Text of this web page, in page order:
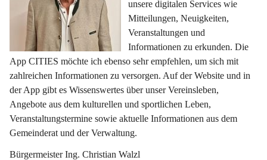
unsere digitalen Services wie
Mitteilungen, Neuigkeiten,
Veranstaltungen und
Informationen zu erkunden. Die
App CITIES möchte ich ebenso sehr empfehlen, um sich mit
zahlreichen Informationen zu versorgen. Auf der Website und in
der App gibt es Wissenswertes über unser Vereinsleben,
Angebote aus dem kulturellen und sportlichen Leben,
Veranstaltungstermine sowie aktuelle Informationen aus dem
Gemeinderat und der Verwaltung.
Bürgermeister Ing. Christian Walzl